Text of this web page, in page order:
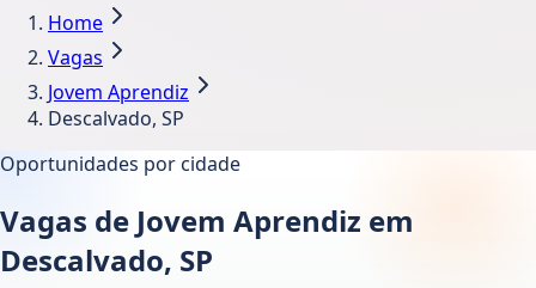
Home
Vagas
Jovem Aprendiz
Descalvado, SP
Oportunidades por cidade
Vagas de Jovem Aprendiz em
Descalvado, SP